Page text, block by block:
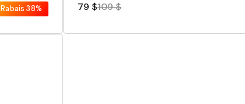
Rabais 38% 79 $109 $